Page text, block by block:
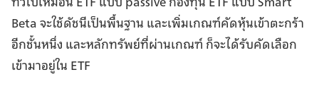
Beta จะใช้ดัชนีเป็นพื้นฐาน และเพิ่มเกณฑ์คัดหุ้นเข้าตะกร้า
อีกชั้นหนึ่ง และหลักทรัพย์ที่ผ่านเกณฑ์ ก็จะได้รับคัดเลือก
เข้ามาอยู่ใน ETF